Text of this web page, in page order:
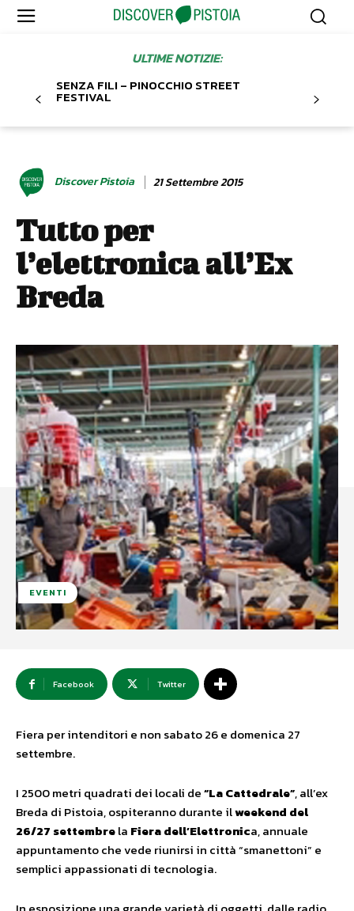
ULTIME NOTIZIE:
SENZA FILI – PINOCCHIO STREET
FESTIVAL
Discover Pistoia 21 Settembre 2015
Tutto per
l’elettronica all’Ex
Breda
EVENTI
Facebook Twitter
Fiera per intenditori e non sabato 26 e domenica 27
settembre.
I 2500 metri quadrati dei locali de“La Cattedrale”, all’ex
Breda di Pistoia, ospiteranno durante ilweekend del
26/27 settembrela Fiera dell’Elettronica, annuale
appuntamento che vede riunirsi in città “smanettoni” e
semplici appassionati di tecnologia.